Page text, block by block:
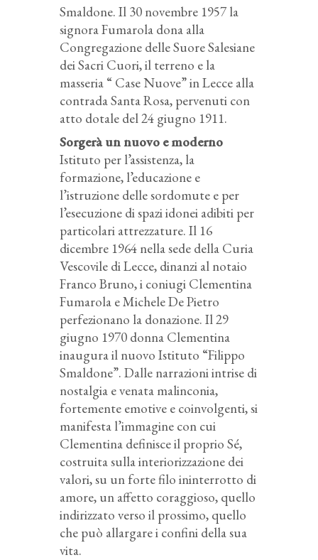
Smaldone. Il 30 novembre 1957 la
signora Fumarola dona alla
Congregazione delle Suore Salesiane
dei Sacri Cuori, il terreno e la
masseria “ Case Nuove” in Lecce alla
contrada Santa Rosa, pervenuti con
atto dotale del 24 giugno 1911.
Sorgerà un nuovo e moderno
Istituto per l’assistenza, la
formazione, l’educazione e
l’istruzione delle sordomute e per
l’esecuzione di spazi idonei adibiti per
particolari attrezzature. Il 16
dicembre 1964 nella sede della Curia
Vescovile di Lecce, dinanzi al notaio
Franco Bruno, i coniugi Clementina
Fumarola e Michele De Pietro
perfezionano la donazione. Il 29
giugno 1970 donna Clementina
inaugura il nuovo Istituto “Filippo
Smaldone”. Dalle narrazioni intrise di
nostalgia e venata malinconia,
fortemente emotive e coinvolgenti, si
manifesta l’immagine con cui
Clementina definisce il proprio Sé,
costruita sulla interiorizzazione dei
valori, su un forte filo ininterrotto di
amore, un affetto coraggioso, quello
indirizzato verso il prossimo, quello
che può allargare i confini della sua
vita.